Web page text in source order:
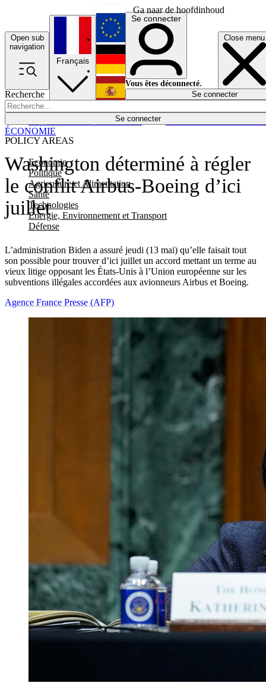
Ga naar de hoofdinhoud
Open sub
navigation
Close menu
Recherche
Se connecter
POLICY AREAS
Economie
Politique
Agriculture et Alimentation
Santé
Technologies
Energie, Environnement et Transport
Défense
Économie
Français
English
Deutsch
Español
Se connecter
Vous êtes déconnecté.
Se connecter
Washington déterminé à régler
le conflit Airbus-Boeing d’ici
juillet
L’administration Biden a assuré jeudi (13 mai) qu’elle faisait tout
son possible pour trouver d’ici juillet un accord mettant un terme au
vieux litige opposant les États-Unis à l’Union européenne sur les
subventions illégales accordées aux avionneurs Airbus et Boeing.
ÉCONOMIE
Agence France Presse (AFP)